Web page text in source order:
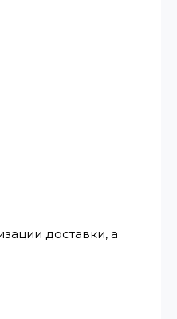
доставки, а